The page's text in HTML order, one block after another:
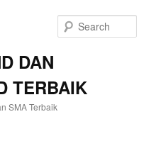
DAN
TERBAIK
SMA Terbaik